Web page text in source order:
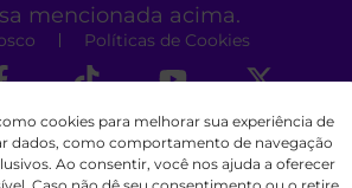
cookies para melhorar sua experiência de
dados, como comportamento de navegação
Ao consentir, você nos ajuda a oferecer
mencionada acima.
Políticas de Cookies